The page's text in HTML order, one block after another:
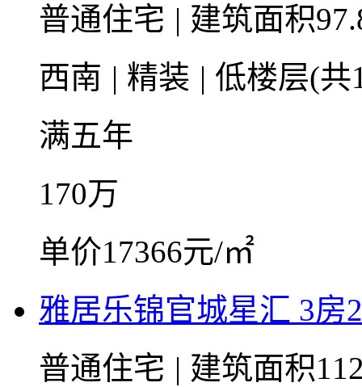
普通住宅 | 建筑面积
西南 | 精装 | 低楼层(
满五年
170万
单价17366元/㎡
雅居乐锦官城星汇 3房
普通住宅 | 建筑面积